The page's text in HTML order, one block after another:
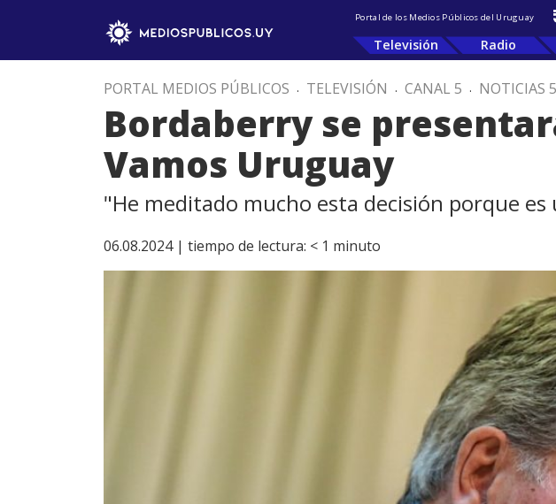
Portal de los Medios Públicos del Uruguay
Televisión Radio
PORTAL MEDIOS PÚBLICOS . TELEVISIÓN . CANAL 5 . NOTICIAS 5
Bordaberry se
Vamos Uruguay
"He meditado mucho esta decisión porque es
06.08.2024 | tiempo de lectura: < 1 minuto